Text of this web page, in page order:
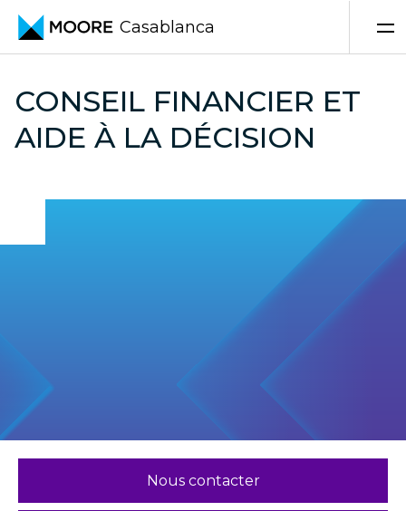
Casablanca
CONSEIL FINANCIER ET
AIDE À LA DÉCISION
Nous contacter